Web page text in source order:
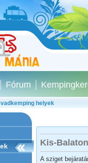
Fórum
vadkemping helyek
Kis-
A sziget